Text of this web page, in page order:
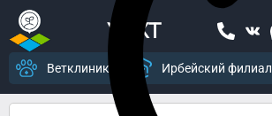
УСХТ
Ветклиника Ирбейский филиал